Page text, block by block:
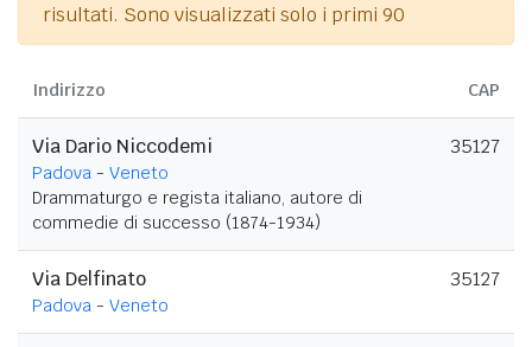
risultati. Sono visualizzati solo i primi 90
Indirizzo CAP
Via Dario Niccodemi
Padova - Veneto
Drammaturgo e regista italiano, autore di
commedie di successo (1874-1934)
35127
Via Delfinato
Padova - Veneto
35127